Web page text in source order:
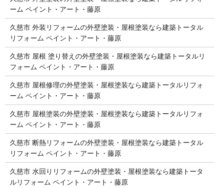
ーム ペイント・アート・藤原
久慈市 外装リフォームの外壁塗装・屋根塗装なら建築トータル
リフォーム ペイント・アート・藤原
久慈市 屋根 塗り替えの外壁塗装・屋根塗装なら建築トータルリ
フォーム ペイント・アート・藤原
久慈市 屋根修理の外壁塗装・屋根塗装なら建築トータルリフォ
ーム ペイント・アート・藤原
久慈市 屋根塗装の外壁塗装・屋根塗装なら建築トータルリフォ
ーム ペイント・アート・藤原
久慈市 断熱リフォームの外壁塗装・屋根塗装なら建築トータル
リフォーム ペイント・アート・藤原
久慈市 水回りリフォームの外壁塗装・屋根塗装なら建築トータ
ルリフォーム ペイント・アート・藤原